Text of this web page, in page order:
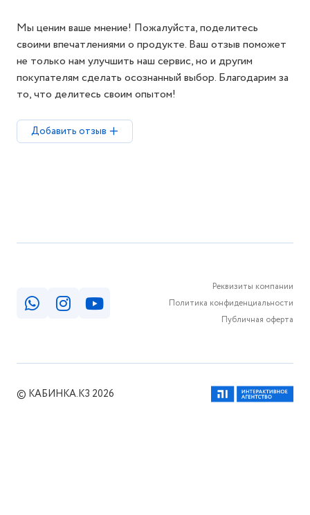
Мы ценим ваше мнение! Пожалуйста, поделитесь
своими впечатлениями о продукте. Ваш отзыв поможет
не только нам улучшить наш сервис, но и другим
покупателям сделать осознанный выбор. Благодарим за
то, что делитесь своим опытом!
Добавить отзыв
Реквизиты компании
Политика конфиденциальности
Публичная оферта
© КАБИНКА.КЗ 2026